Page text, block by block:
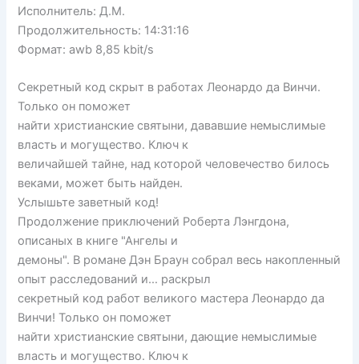
Исполнитель: Д.М.
Продолжительность: 14:31:16
Формат: awb 8,85 kbit/s
Секретный код скрыт в работах Леонардо да Винчи.
Только он поможет
найти христианские святыни, дававшие немыслимые
власть и могущество. Ключ к
величайшей тайне, над которой человечество билось
веками, может быть найден.
Услышьте заветный код!
Продолжение приключений Роберта Лэнгдона,
описаных в книге "Ангелы и
демоны". В романе Дэн Браун собрал весь накопленный
опыт расследований и… раскрыл
секретный код работ великого мастера Леонардо да
Винчи! Только он поможет
найти христианские святыни, дающие немыслимые
власть и могущество. Ключ к